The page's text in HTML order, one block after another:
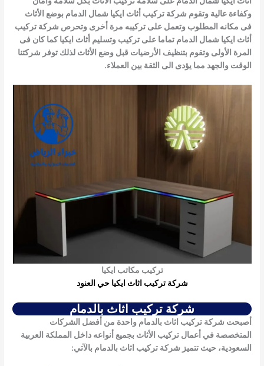
وكفاءة عالية وتقوم شركة تركيب أثاث ايكيا شمال الدمام بوضع الأثاث
فى مكانه المطلوب وتعمل على تركيبه مرة أخرى وتحرص شركة تركيب
أثاث ايكيا شمال الدمام تماما على تركيب وتسليم أثاث ايكيا كما كان فى
المرة الأولى وتقوم بتنظيف الأرضيات قبل وضع الأثاث لذلك توفر شركتنا
الوقت والجهد مما يؤدى الى الثقة بين العملاء.
تركيب مكاتب ايكيا
شركة تركيب اثاث ايكيا حي العنود
شركة تركيب اثاث بالدمام
أصبحت شركة تركيب اثاث بالدمام واحدة من أفضل الشركات
المتخصصة في أعمال تركيب الأثاث بجميع أنواعه داخل المملكة العربية
السعودية، حيث تتميز شركة تركيب اثاث بالدمام بالآتي: